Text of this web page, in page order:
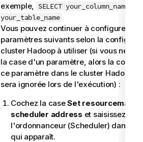
exemple, SELECT your_column_name
your_table_name
Vous pouvez continuer à configurer les
paramètres suivants selon la
cluster Hadoop à utiliser (si vous ne
la case d'un paramètre, alors la
ce paramètre dans le cluster Hadoop à
sera ignorée lors de l'exécution) :
Cochez la caseSet
scheduler address et saisissez
l'ordonnanceur (Scheduler) dans le
qui apparaît.